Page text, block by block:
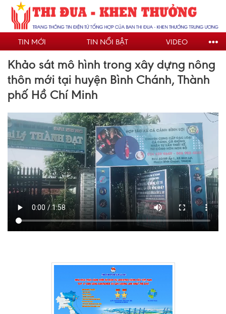
Nhảy
đến
nội
dungTIN MỚI TIN NỔI BẬT VIDEO
Khảo sát mô hình trong xây dựng nông
thôn mới tại huyện Bình Chánh, Thành
phố Hồ Chí Minh